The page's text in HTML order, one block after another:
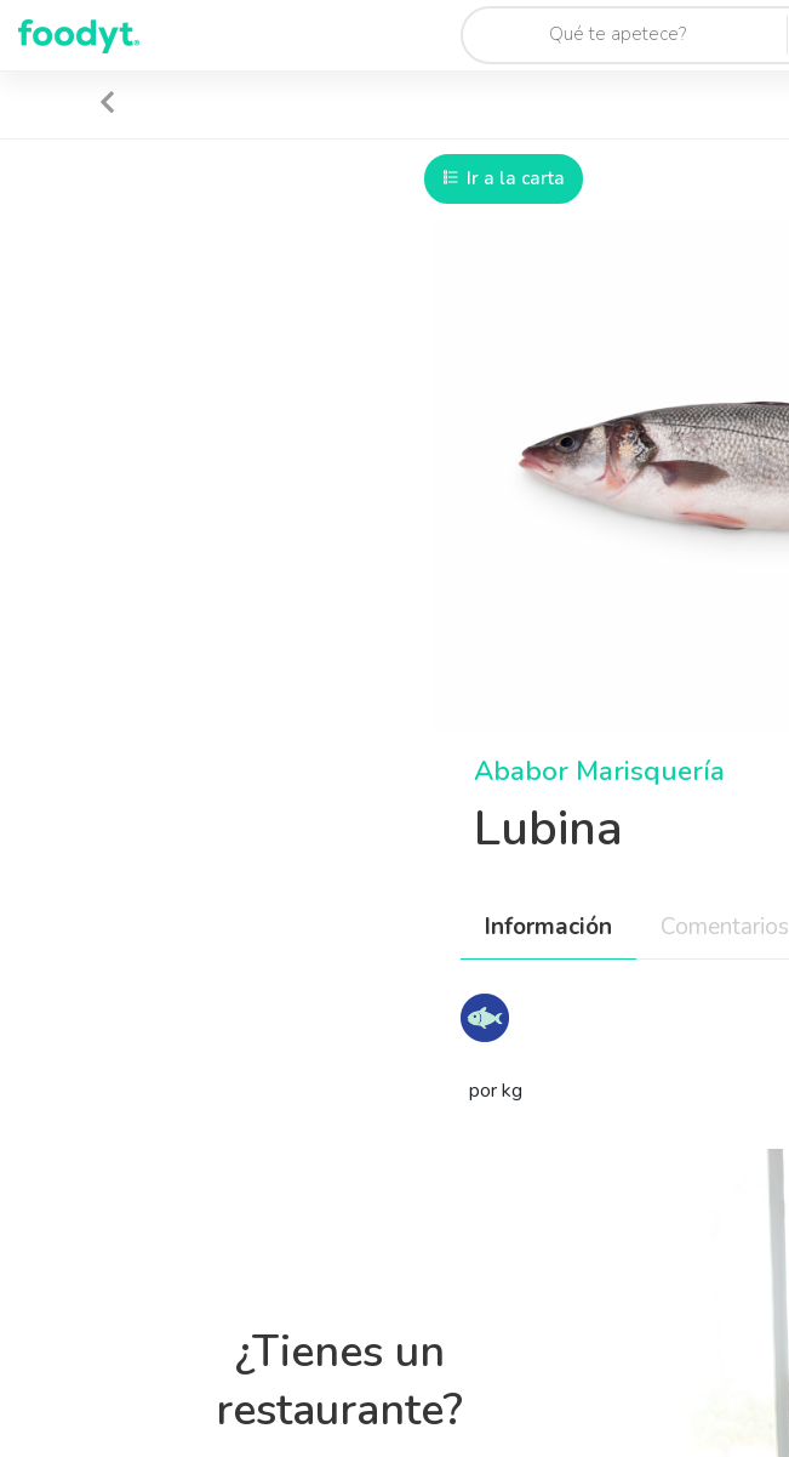
Ir a la carta
Ababor Marisquería
Lubina
Información Comentarios
por kg
¿Tienes un
restaurante?